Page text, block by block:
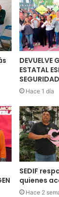
DEVUELVE
ESTATAL
Hace 1 día
SEDIF
quienes
Hace 2